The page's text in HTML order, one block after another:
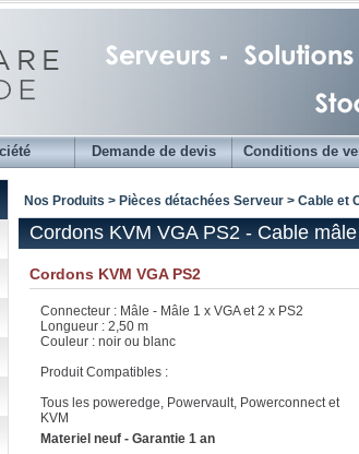
Demande de devis Conditions de
Nos Produits > Pièces détachées Serveur > Cable et
Cordons KVM VGA PS2 - Cable
Cordons KVM VGA PS2
Connecteur : Mâle - Mâle 1 x VGA et 2 x PS2
Longueur : 2,50 m
Couleur : noir ou blanc
Produit Compatibles :
Tous les poweredge, Powervault, Powerconnect et
KVM
Materiel neuf - Garantie 1 an